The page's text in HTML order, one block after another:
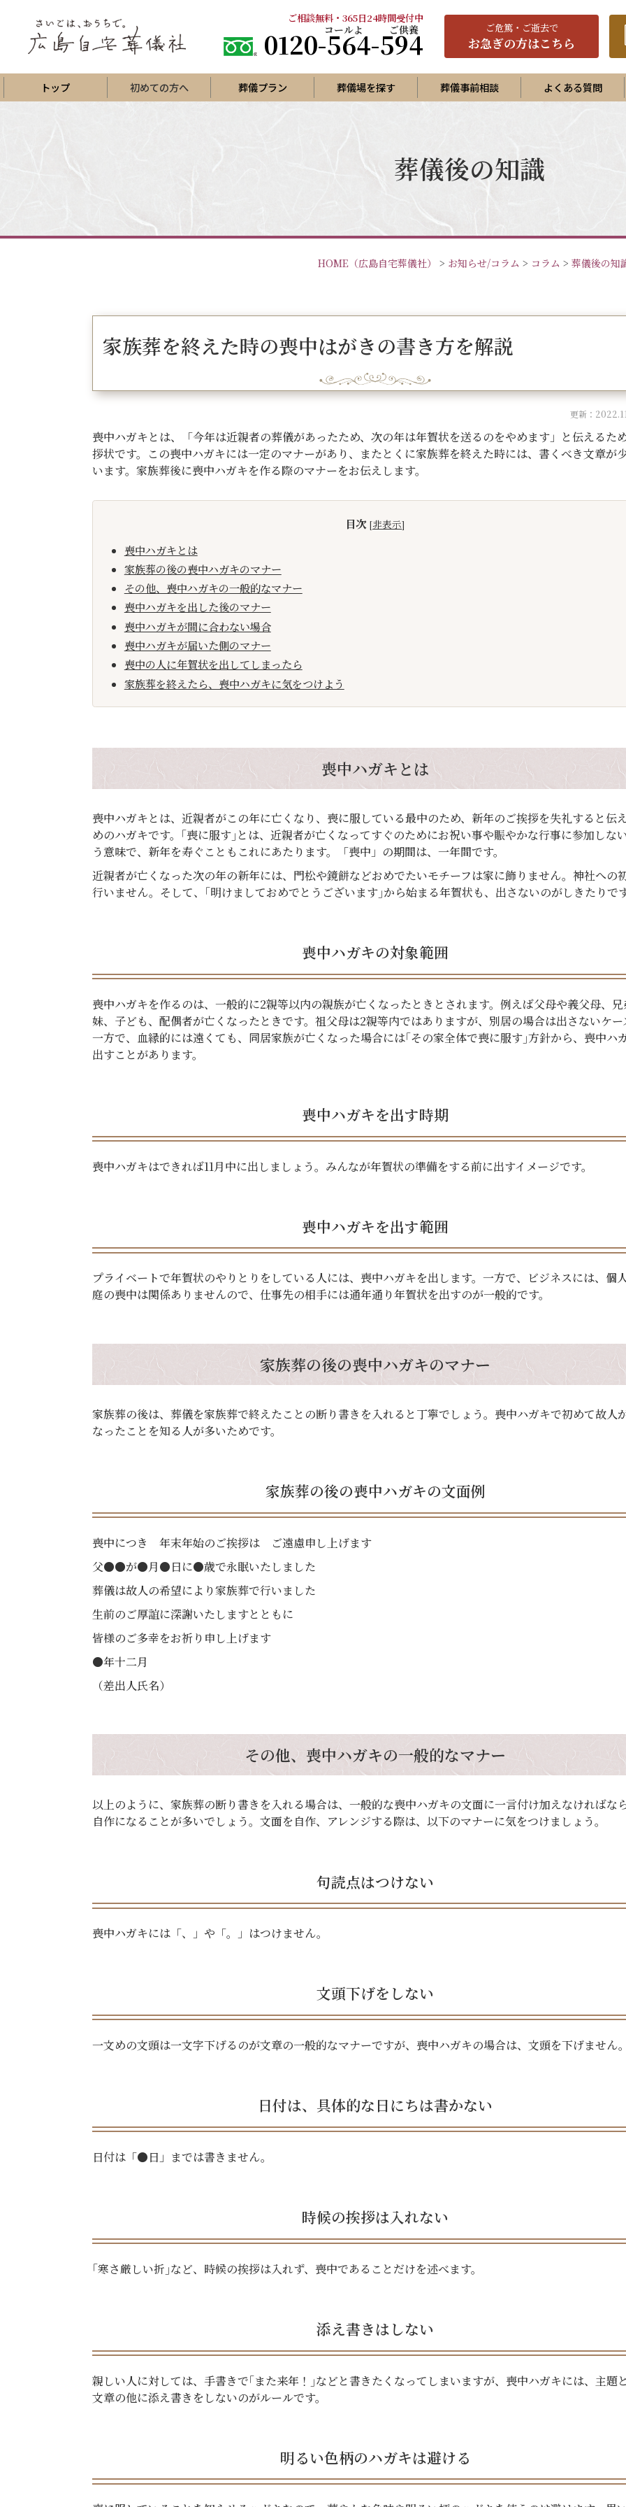
ご相談無料・365日24時間受付中
0120-564-594 ご危篤・ご逝去で
お急ぎの方はこちら
トップ 初めての方へ 葬儀プラン
葬儀場で家族葬一日プラン
西風館でシンプルな家族葬
生活保護葬（福祉葬）プラン
葬儀場を探す 葬儀事前相談 よくある質問
葬儀後の知識
HOME （広島自宅葬儀社） > お知らせ/コラム > コラム > 葬儀後の知
家族葬を終えた時の喪中はがきの書き方を解説
更新：
喪中ハガキとは、「今年は近親者の葬儀があったため、次の年は年賀状を送るのをやめます」と伝えるた
拶状です。この喪中ハガキには一定のマナーがあり、またとくに家族葬を終えた時には、書くべき文章が
います。家族葬後に喪中ハガキを作る際のマナーをお伝えします。
目次 [非表示]
喪中ハガキとは
家族葬の後の喪中ハガキのマナー
その他、喪中ハガキの一般的なマナー
喪中ハガキを出した後のマナー
喪中ハガキが間に合わない場合
喪中ハガキが届いた側のマナー
喪中の人に年賀状を出してしまったら
家族葬を終えたら、喪中ハガキに気をつけよう
喪中ハガキとは
喪中ハガキとは、近親者がこの年に亡くなり、喪に服している最中のため、新年のご挨拶を失礼すると伝
めのハガキです。｢喪に服す｣とは、近親者が亡くなってすぐのためにお祝い事や賑やかな行事に参加しな
う意味で、新年を寿ぐこともこれにあたります。「喪中」の期間は、一年間です。
近親者が亡くなった次の年の新年には、門松や鏡餅などおめでたいモチーフは家に飾りません。神社への
行いません。そして、｢明けましておめでとうございます｣から始まる年賀状も、出さないのがしきたりで
喪中ハガキの対象範囲
喪中ハガキを作るのは、一般的に2親等以内の親族が亡くなったときとされます。例えば父母や義父母、
妹、子ども、配偶者が亡くなったときです。祖父母は2親等内ではありますが、別居の場合は出さないケー
一方で、血縁的には遠くても、同居家族が亡くなった場合には｢その家全体で喪に服す｣方針から、喪中ハ
出すことがあります。
喪中ハガキを出す時期
喪中ハガキはできれば11月中に出しましょう。みんなが年賀状の準備をする前に出すイメージです。
喪中ハガキを出す範囲
プライベートで年賀状のやりとりをしている人には、喪中ハガキを出します。一方で、ビジネスには、個
庭の喪中は関係ありませんので、仕事先の相手には通年通り年賀状を出すのが一般的です。
家族葬の後の喪中ハガキのマナー
家族葬の後は、葬儀を家族葬で終えたことの断り書きを入れると丁寧でしょう。喪中ハガキで初めて故人
なったことを知る人が多いためです。
家族葬の後の喪中ハガキの文面例
喪中につき 年末年始のご挨拶は ご遠慮申し上げます
父●●が●月●日に●歳で永眠いたしました
葬儀は故人の希望により家族葬で行いました
生前のご厚誼に深謝いたしますとともに
皆様のご多幸をお祈り申し上げます
●年十二月
（差出人氏名）
その他、喪中ハガキの一般的なマナー
以上のように、家族葬の断り書きを入れる場合は、一般的な喪中ハガキの文面に一言付け加えなければな
自作になることが多いでしょう。文面を自作、アレンジする際は、以下のマナーに気をつけましょう。
句読点はつけない
喪中ハガキには「、」や「。」はつけません。
文頭下げをしない
一文めの文頭は一文字下げるのが文章の一般的なマナーですが、喪中ハガキの場合は、文頭を下げません
日付は、具体的な日にちは書かない
日付は「●日」までは書きません。
時候の挨拶は入れない
｢寒さ厳しい折｣など、時候の挨拶は入れず、喪中であることだけを述べます。
添え書きはしない
親しい人に対しては、手書きで｢また来年！｣などと書きたくなってしまいますが、喪中ハガキには、主題
文章の他に添え書きをしないのがルールです。
明るい色柄のハガキは避ける